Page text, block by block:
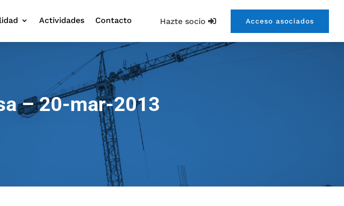
Hazte socio Acceso asociados
Actividades Contacto
– 20-mar-2013